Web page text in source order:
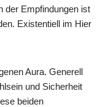
der Empfindungen ist
Existentiell im Hier
Aura. Generell
und Sicherheit
beiden